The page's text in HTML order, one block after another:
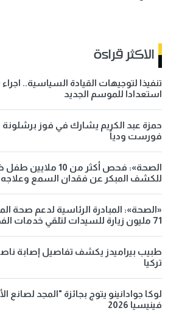
الاكثر قراءة
استعدادا للموسم الجديد
حمزة عبد الكريم يشارك في فوز برشلونة
فورست ودياً
الصحة»: فحص أكثر من
للكشف المبكر عن فقدان السمع وعلاجه
«الصحة»: المبادرة الرئاسية لدعم صحة
71 مليون زيارة للسيدات لتلقي خدمات الفحص والتوعية
طبيب بيراميدز يكشف تفاصيل إصابة
تركيا
لوكا جوادانينو يتوج بجائزة "المجد لصانع
فينيسيا 2026